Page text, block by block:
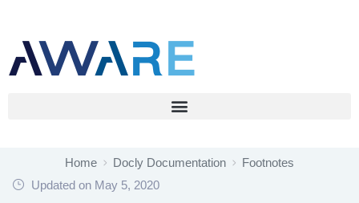
Home Docly Documentation
Footnotes
Updated on May 5, 2020